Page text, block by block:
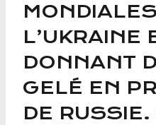
L’UKRAINE
DONNANT
GELÉ EN
DE RUSSIE.